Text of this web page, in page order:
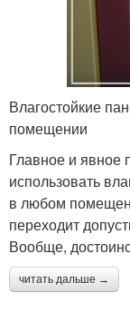
Влагостойкие
помещении
Главное и явное
использовать
в любом
переходит
Вообще,
читать дальше →